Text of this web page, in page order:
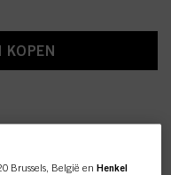
KOPEN
Brussels, België enHenkel